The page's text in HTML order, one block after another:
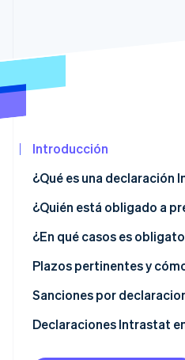
Atlas
Verificación de identidad en
Stripe Sessions 2026
para la IA.
Ver ahora
Introducción
¿Qué es una declaración
¿Cuál es el objetivo del
Tipos de declaraciones
¿Quién está obligado a
Transacciones exentas
¿En qué casos es
¿Quién está exento de
Plazos pertinentes y
¿Cuáles son los plazos
Cumplimentación y
Sanciones por
Declaraciones Intrastat